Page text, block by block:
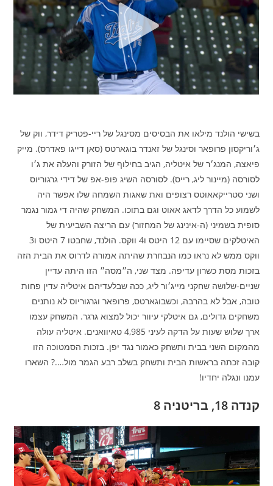
בשישי הולנד מילאו את הבסיסים מסינגל של ריי-פטריק דידר, ווק של
ג׳וריקסון פרופאר וסינגל של זאנדר בוגארטס (סאן דייגו פאדרס). מייק
פיאצה, המנג׳ר של איטליה, הגיב בחילוף של הזורק והעלה את ג׳ו
לסורסה (מיינור ליג, רייס). לסורסה השיג פופ-אפ של דידי גרגוריוס
ושני סטרייקאאוטס רצופים ואת שאגות השמחה שלו אפשר היה
לשמוע כל הדרך לדאג אאוט וגם בתוכו. המשחק שהיה די גמור נגמר
סופית בשמיני (ה-אינינג של המחזור) עם הריצה השביעית של
האיטלקים שסיימו עם 12 היטס ו4 ווקס. הולנד, שחבטו 7 היטס ו3
ווקס ממש לא נראו כמו הנבחרת שהיתה אמורה לדרוס את הבית הזה
בזכות מסת כשרון עדיפה. מצד שני, ה״מסה״ הזו היתה עדיין
שניים-שלושה שחקני מייג׳ור ליג, ככה שבלעדיהם איטליה עדין פחות
טובה, אבל לא בהרבה, וכשבוגארטס, פרופאר וגרגוריוס לא נותנים
משחקים גדולים, גם איטלקי עיוור יכול למצוא גרגר. המשחק עצמו
ארך שלוש שעות על הדקה לעיני 4,985 טאיוואנים. איטליה עולה
מהמקום השני בבית ותשחק כאמור נגד יפן. בזכות הסמטוכה הזו
קובה זכתה בראשות הבית ותשחק בשלב רבע הגמר מול….? השארו
עמנו ונגלה יחדיו!
קנדה 18, בריטניה 8